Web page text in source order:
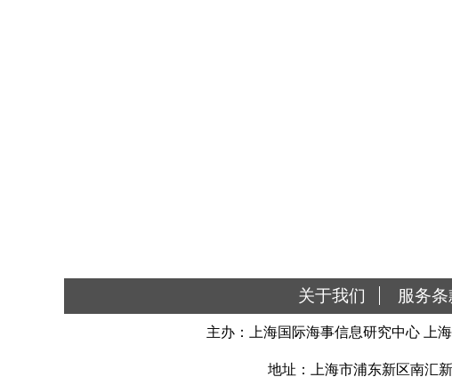
关于我们 服务条
主办：上海国际海事信息研究中心 上
地址：上海市浦东新区南汇